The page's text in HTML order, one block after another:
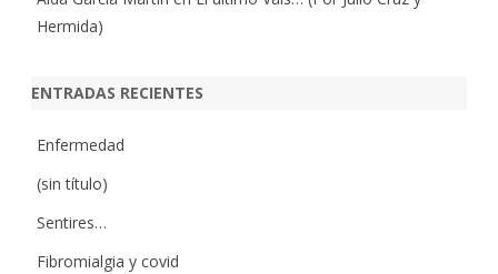
Hermida)
ENTRADAS RECIENTES
Enfermedad
(sin título)
Sentires…
Fibromialgia y covid